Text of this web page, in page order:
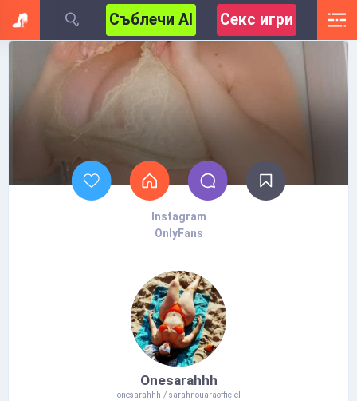
Съблечи AI Секс игри
Instagram
OnlyFans
Onesarahhh
onesarahhh / sarahnouaraofficiel